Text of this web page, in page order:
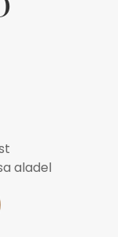
aladel